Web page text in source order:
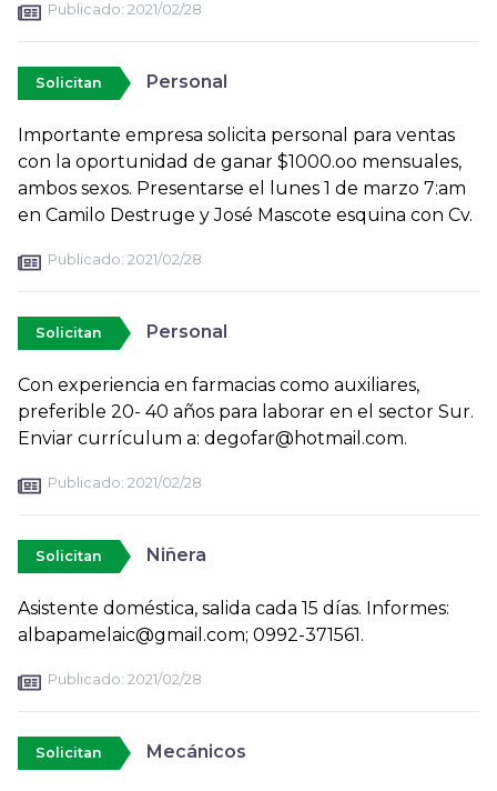
Publicado: 2021/02/28
Solicitan Personal
Importante empresa solicita personal para ventas
con la oportunidad de ganar $1000.oo mensuales,
ambos sexos. Presentarse el lunes 1 de marzo 7:am
en Camilo Destruge y José Mascote esquina con Cv.
Publicado: 2021/02/28
Solicitan Personal
Con experiencia en farmacias como auxiliares,
preferible 20- 40 años para laborar en el sector Sur.
Enviar currículum a: degofar@hotmail.com.
Publicado: 2021/02/28
Solicitan Niñera
Asistente doméstica, salida cada 15 días. Informes:
albapamelaic@gmail.com; 0992-371561.
Publicado: 2021/02/28
Solicitan Mecánicos